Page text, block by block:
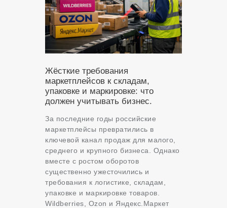
Жёсткие требования
маркетплейсов к складам,
упаковке и маркировке: что
должен учитывать бизнес.
За последние годы российские
маркетплейсы превратились в
ключевой канал продаж для малого,
среднего и крупного бизнеса. Однако
вместе с ростом оборотов
существенно ужесточились и
требования к логистике, складам,
упаковке и маркировке товаров.
Wildberries, Ozon и Яндекс.Маркет